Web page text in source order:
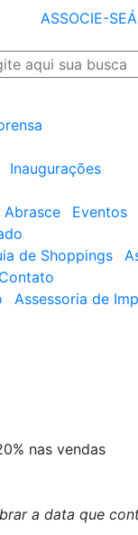
ASSOCIE-SE
Inaugurações
Abrasce
Eventos
de Shoppings
Contato
Assessoria de
nas vendas
a data que